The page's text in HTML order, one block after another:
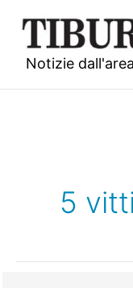
contenuto
Notizie
5